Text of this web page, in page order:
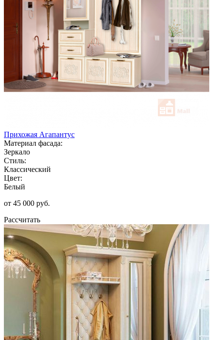
Прихожая Агапантус
Материал фасада:
Зеркало
Стиль:
Классический
Цвет:
Белый
от 45 000 руб.
Рассчитать